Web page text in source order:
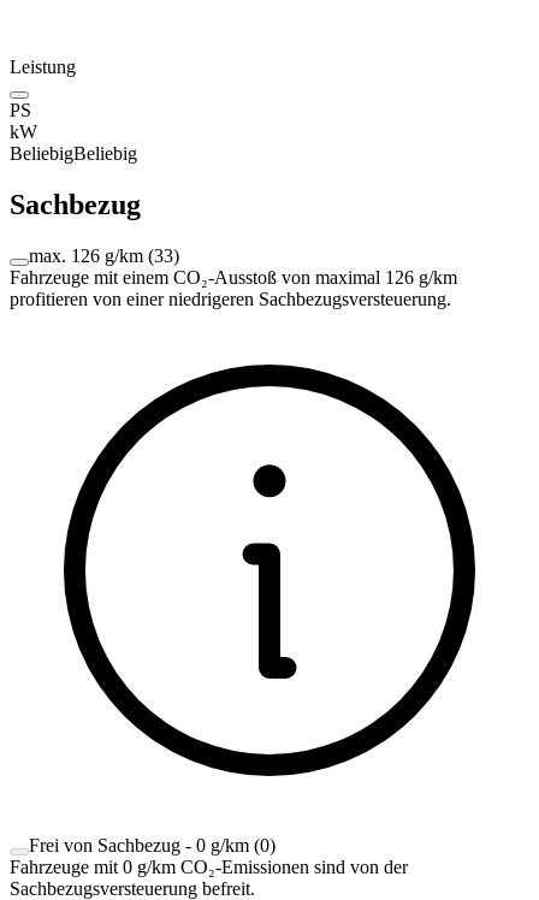
Leistung
PS
kW
BeliebigBeliebig
Sachbezug
max. 126 g/km (33)
Fahrzeuge mit einem CO₂-Ausstoß von maximal 126 g/km
profitieren von einer niedrigeren Sachbezugsversteuerung.
Frei von Sachbezug - 0 g/km (0)
Fahrzeuge mit 0 g/km CO₂-Emissionen sind von der
Sachbezugsversteuerung befreit.